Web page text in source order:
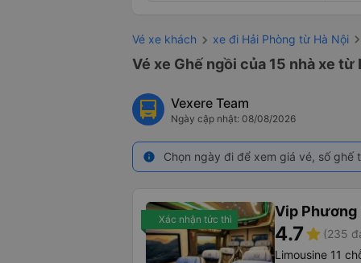
Vé xe khách xe đi Hải Phòng từ Hà Nội
Vé xe Ghế ngồi của 15 nhà xe từ
Vexere Team
Ngày cập nhật: 08/08/2026
info Chọn ngày đi để xem giá vé, số
Xác nhận tức thì Vip Phương
4.7star (235
Limousine 11